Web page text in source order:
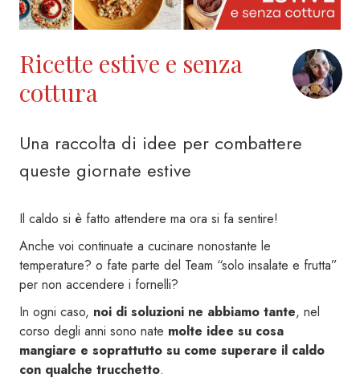
Ricette estive e senza
cottura
Una raccolta di idee per combattere
queste giornate estive
Il caldo si è fatto attendere ma ora si fa sentire!
Anche voi continuate a cucinare nonostante le
temperature? o fate parte del Team “solo insalate e frutta”
per non accendere i fornelli?
In ogni caso, noi di soluzioni ne abbiamo tante, nel
corso degli anni sono nate molte idee su cosa
mangiare e soprattutto su come superare il caldo
con qualche trucchetto.